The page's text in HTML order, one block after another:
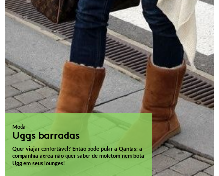
Moda
Uggs barradas
Quer viajar confortável? Então pode pular a Qantas: a
companhia aérea não quer saber de moletom nem bota
Ugg em seus lounges!